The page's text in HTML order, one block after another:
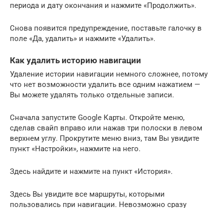
периода и дату окончания и нажмите «Продолжить».
Снова появится предупреждение, поставьте галочку в
поле «Да, удалить» и нажмите «Удалить».
Как удалить историю навигации
Удаление истории навигации немного сложнее, потому
что нет возможности удалить все одним нажатием —
Вы можете удалять только отдельные записи.
Сначала запустите Google Карты. Откройте меню,
сделав свайп вправо или нажав три полоски в левом
верхнем углу. Прокрутите меню вниз, там Вы увидите
пункт «Настройки», нажмите на него.
Здесь найдите и нажмите на пункт «История».
Здесь Вы увидите все маршруты, которыми
пользовались при навигации. Невозможно сразу